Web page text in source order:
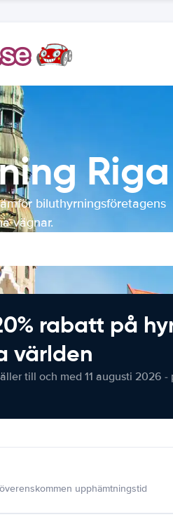
Riga
biluthyrningsföretagens
vägnar.
rabatt på
världen
till och med 11 augusti 2026 -
upphämtningstid